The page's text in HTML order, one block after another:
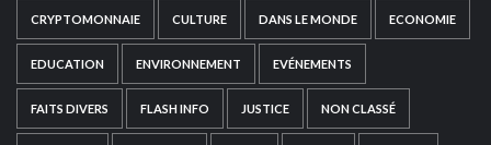
CRYPTOMONNAIE CULTURE DANS LE MONDE ECONOMIE
EDUCATION ENVIRONNEMENT EVÉNEMENTS
FAITS DIVERS FLASH INFO JUSTICE NON CLASSÉ